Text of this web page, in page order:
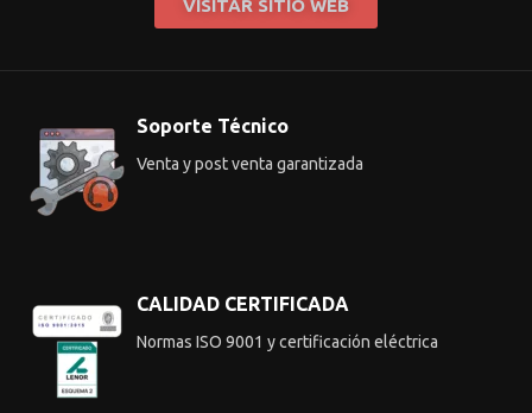
VISITAR SITIO WEB
Soporte Técnico
Venta y post venta garantizada
CALIDAD CERTIFICADA
Normas ISO 9001 y certificación eléctrica